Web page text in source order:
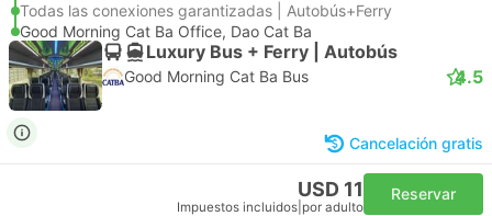
Todas las conexiones garantizadas | Autobús+Ferry
Good Morning Cat Ba Office, Dao Cat Ba
Luxury Bus + Ferry | Autobús
Good Morning Cat Ba Bus 4.5
Cancelación gratis
USD 11
Impuestos incluidos por adulto
Reservar